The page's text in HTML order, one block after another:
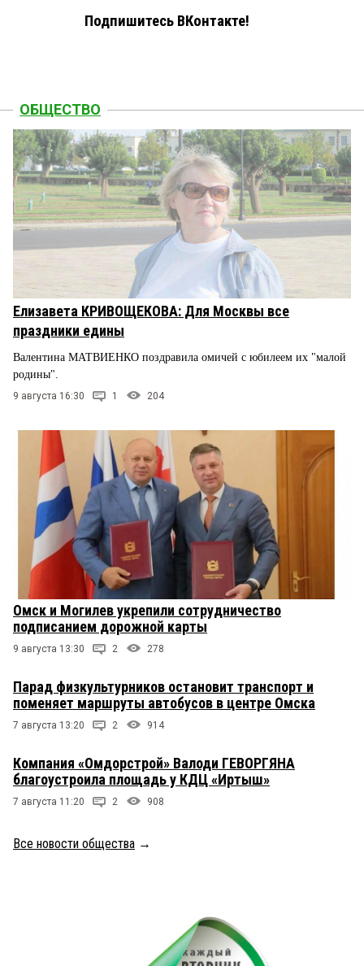
Подпишитесь ВКонтакте!
ОБЩЕСТВО
Елизавета КРИВОЩЕКОВА: Для Москвы все
праздники едины
Валентина МАТВИЕНКО поздравила омичей с юбилеем их "малой
родины".
9 августа 16:30 1 204
Омск и Могилев укрепили сотрудничество
подписанием дорожной карты
9 августа 13:30 2 278
Парад физкультурников остановит транспорт и
поменяет маршруты автобусов в центре Омска
7 августа 13:20 2 914
Компания «Омдорстрой» Валоди ГЕВОРГЯНА
благоустроила площадь у КДЦ «Иртыш»
7 августа 11:20 2 908
Все новости общества →